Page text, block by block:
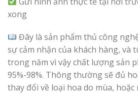
xong
Đây là sản phẩm thủ công
sự cảm nhận của khách hàng, và
trong năm vì vậy chất lượng sản
95%-98%. Thông thường sẽ đủ
thay đổi về loại hoa do mùa, hoặc